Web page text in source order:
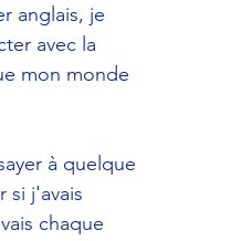
anglais, je
avec la
mon monde
à quelque
si j'avais
chaque